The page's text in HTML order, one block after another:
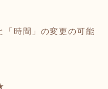
「時間」の変更の可能